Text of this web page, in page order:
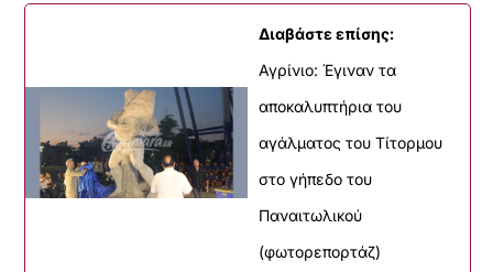
Διαβάστε επίσης:
Αγρίνιο: Έγιναν τα
αποκαλυπτήρια του
αγάλματος του Τίτορμου
στο γήπεδο του
Παναιτωλικού
(φωτορεπορτάζ)